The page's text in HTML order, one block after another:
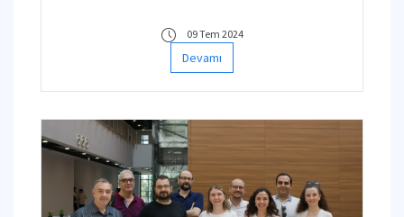
09 Tem 2024
Devamı